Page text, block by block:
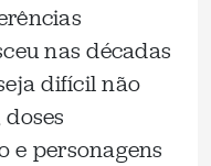
nas décadas
difícil não
e personagens